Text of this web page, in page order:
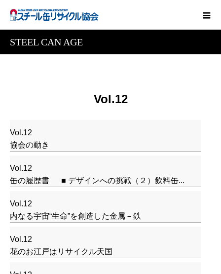
STEEL CAN AGE
Vol.12
Vol.12
協会の動き
Vol.12
缶の履歴書 ■ デザインへの挑戦（２）飲料缶...
Vol.12
内なる宇宙“生命”を創造した金属－鉄
Vol.12
花のお江戸はリサイクル天国